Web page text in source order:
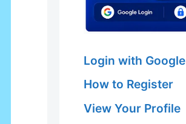
Login with Google
How to Register
View Your Profile